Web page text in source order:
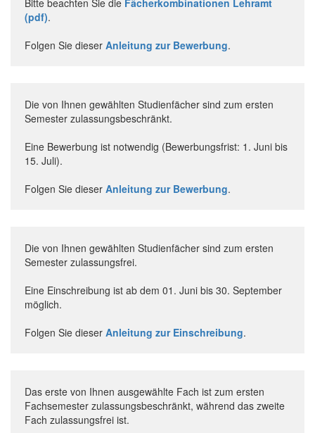
(pdf).
Folgen Sie dieser Anleitung zur Bewerbung.
Die von Ihnen gewählten Studienfächer sind zum ersten
Semester zulassungsbeschränkt.
Eine Bewerbung ist notwendig (Bewerbungsfrist: 1. Juni bis
15. Juli).
Folgen Sie dieser Anleitung zur Bewerbung.
Die von Ihnen gewählten Studienfächer sind zum ersten
Semester zulassungsfrei.
Eine Einschreibung ist ab dem 01. Juni bis 30. September
möglich.
Folgen Sie dieser Anleitung zur Einschreibung.
Das erste von Ihnen ausgewählte Fach ist zum ersten
Fachsemester zulassungsbeschränkt, während das zweite
Fach zulassungsfrei ist.